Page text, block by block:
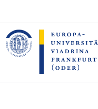
the
content
section
the
footer
section